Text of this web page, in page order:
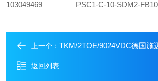
103049469
PSC1-C-10-SDM2-FB10
上一个： TKM/2TOE/9024VDC德国施迈赛
返回列表